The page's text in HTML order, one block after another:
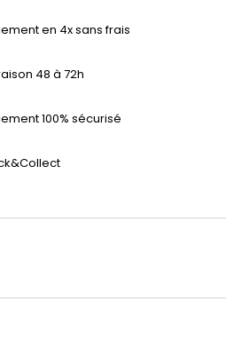
en 4x sans frais
48 à 72h
100% sécurisé